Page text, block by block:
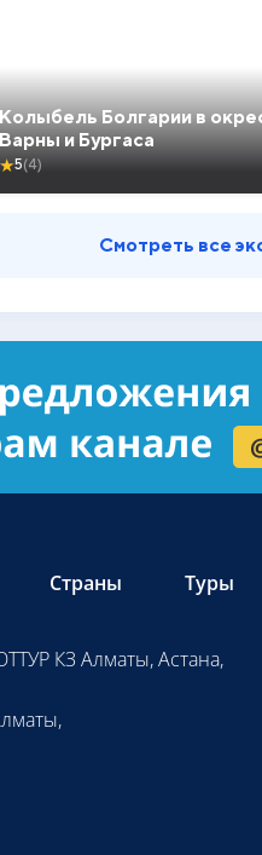
Болгарии в
и Бургаса
★5(4)
Смотреть все
Страны Туры
КЗ Алматы, Астана,